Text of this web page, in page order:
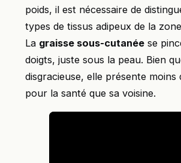
poids, il est nécessaire de
types de tissus adipeux de la
La graisse sous-cutanée se
doigts, juste sous la peau. Bien
disgracieuse, elle présente moins
pour la santé que sa voisine.